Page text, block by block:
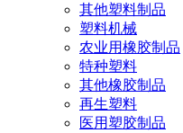
其他塑料制品
塑料机械
农业用橡胶制品
特种塑料
其他橡胶制品
再生塑料
医用塑胶制品